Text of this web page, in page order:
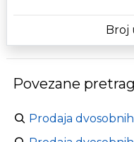
Broj
Povezane
Prodaja